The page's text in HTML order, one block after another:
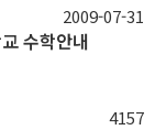
수학안내
4157
2009-07-31